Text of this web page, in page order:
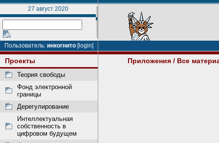
27 август 2020
Пользователь: инкогнито [login]
Проекты
Теория свободы
Фонд электронной
границы
Дерегулирование
Интеллектуальная
собственность в
цифровом будущем
Приложения / Все